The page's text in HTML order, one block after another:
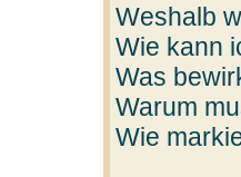
Weshalb
Wie kann
Was
Warum
Wie